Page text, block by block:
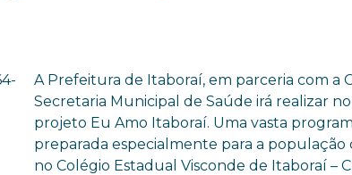
A Prefeitura de Itaboraí, em parceria com a
Secretaria Municipal de Saúde irá realizar
projeto Eu Amo Itaboraí. Uma vasta
preparada especialmente para a população
no Colégio Estadual Visconde de Itaboraí –